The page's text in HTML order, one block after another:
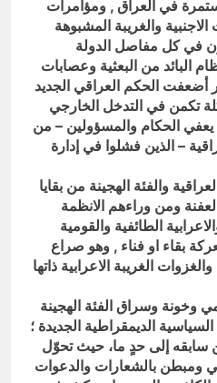
في العراق , ومؤامرات
والغريبة المشبوهة
في كل مفاصل الدولة
البائد من البعثية وعصابات
أضعفت الحكم العراقي الجديد
تكمن في التدخل الخارجي
يعفي الحكام والمسؤولين – من
– الذين فشلوا في إدارة
والفئة الهجينة من بقايا
العفنة ومن وراءهم الانظمة
الطائفية والقومية
بقاء او فناء , وهو صراع
الغريبة الاعرابية ذاتها
وخونة وسراق الفئة الهجينة
السياسية الديمقراطية الجديدة ؛
سابقه إلى حدٍ ما، حيث تحوّل
ومبطن بالشعارات والدعوات